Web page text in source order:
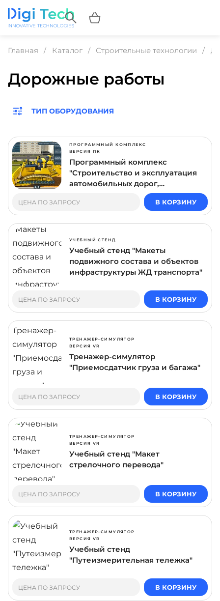
Главная Каталог Строительные технологии
Дорожные работы
ТИП ОБОРУДОВАНИЯ
ПРОГРАММНЫЙ КОМПЛЕКС
ВЕРСИЯ ПК
Программный комплекс
"Строительство и эксплуатация
автомобильных дорог,
аэродромов и городских путей
сообщений"
ЦЕНА ПО ЗАПРОСУ В КОРЗИНУ
УЧЕБНЫЙ СТЕНД
Учебный стенд "Макеты
подвижного состава и объектов
инфраструктуры ЖД транспорта"
ЦЕНА ПО ЗАПРОСУ В КОРЗИНУ
ТРЕНАЖЕР-СИМУЛЯТОР
ВЕРСИЯ VR
Тренажер-симулятор
"Приемосдатчик груза и багажа"
ЦЕНА ПО ЗАПРОСУ В КОРЗИНУ
ТРЕНАЖЕР-СИМУЛЯТОР
ВЕРСИЯ VR
Учебный стенд "Макет
стрелочного перевода"
ЦЕНА ПО ЗАПРОСУ В КОРЗИНУ
ТРЕНАЖЕР-СИМУЛЯТОР
ВЕРСИЯ VR
Учебный стенд
"Путеизмерительная тележка"
ЦЕНА ПО ЗАПРОСУ В КОРЗИНУ